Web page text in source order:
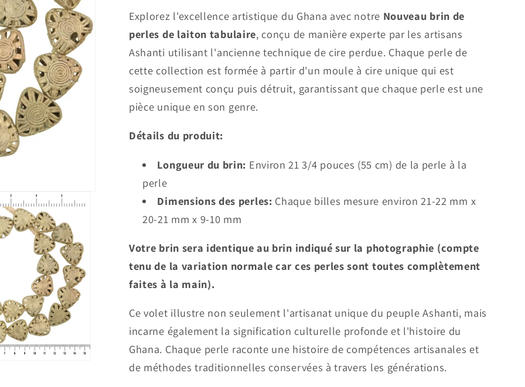
Explorez l'excellence artistique du Ghana avec notre Nouveau brin de
perles de laiton tabulaire, conçu de manière experte par les artisans
Ashanti utilisant l'ancienne technique de cire perdue. Chaque perle de
cette collection est formée à partir d'un moule à cire unique qui est
soigneusement conçu puis détruit, garantissant que chaque perle est une
pièce unique en son genre.
Détails du produit:
Longueur du brin: Environ 21 3/4 pouces (55 cm) de la perle à la
perle
Dimensions des perles: Chaque billes mesure environ 21-22 mm x
20-21 mm x 9-10 mm
Votre brin sera identique au brin indiqué sur la photographie (compte
tenu de la variation normale car ces perles sont toutes complètement
faites à la main).
Ce volet illustre non seulement l'artisanat unique du peuple Ashanti, mais
incarne également la signification culturelle profonde et l'histoire du
Ghana. Chaque perle raconte une histoire de compétences artisanales et
de méthodes traditionnelles conservées à travers les générations.